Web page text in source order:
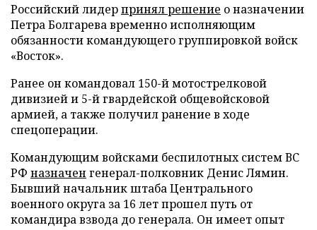
Российский лидерпринял решение о назначении
Петра Болгарева временно исполняющим
обязанности командующего группировкой войск
«Восток».
Ранее он командовал 150-й мотострелковой
дивизией и 5-й гвардейской общевойсковой
армией, а также получил ранение в ходе
спецоперации.
Командующим войсками беспилотных систем ВС
РФ назначен генерал-полковник Денис Лямин.
Бывший начальник штаба Центрального
военного округа за 16 лет прошел путь от
командира взвода до генерала. Он имеет опыт